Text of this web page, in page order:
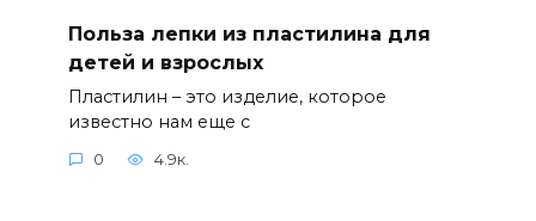
Польза лепки из пластилина для
детей и взрослых
Пластилин – это изделие, которое
известно нам еще с
0 4.9к.